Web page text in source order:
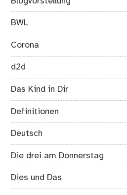
BWL
Corona
d2d
Das Kind in Dir
Definitionen
Deutsch
Die drei am Donnerstag
Dies und Das